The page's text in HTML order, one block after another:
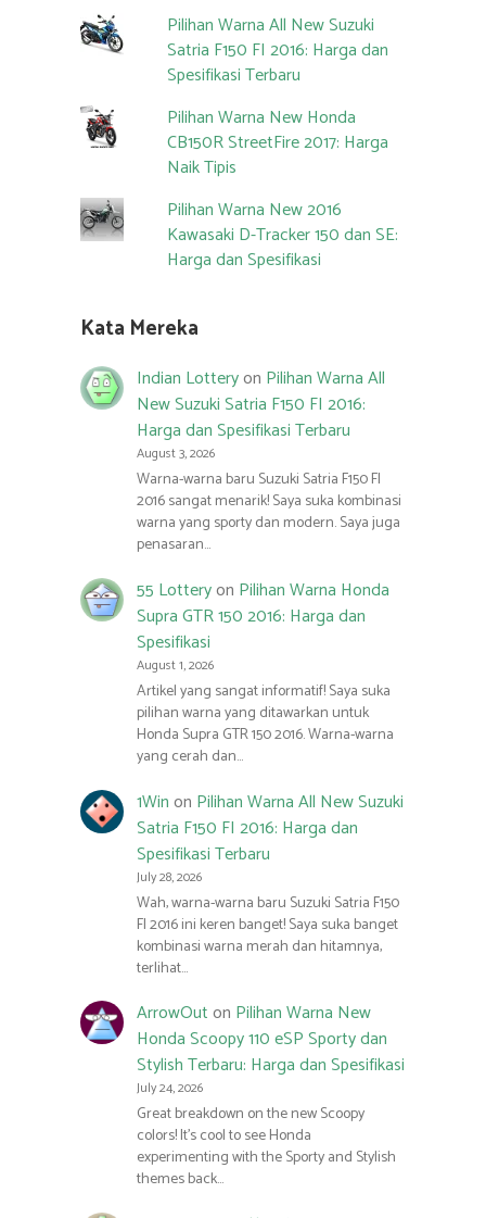
Pilihan Warna All New Suzuki
Satria F150 FI 2016: Harga dan
Spesifikasi Terbaru
Pilihan Warna New Honda
CB150R StreetFire 2017: Harga
Naik Tipis
Pilihan Warna New 2016
Kawasaki D-Tracker 150 dan SE:
Harga dan Spesifikasi
Kata Mereka
Indian Lotteryon Pilihan Warna All
New Suzuki Satria F150 FI 2016:
Harga dan Spesifikasi Terbaru
August 3, 2026
Warna-warna baru Suzuki Satria F150 FI
2016 sangat menarik! Saya suka kombinasi
warna yang sporty dan modern. Saya juga
penasaran…
55 Lotteryon Pilihan Warna Honda
Supra GTR 150 2016: Harga dan
Spesifikasi
August 1, 2026
Artikel yang sangat informatif! Saya suka
pilihan warna yang ditawarkan untuk
Honda Supra GTR 150 2016. Warna-warna
yang cerah dan…
1Winon Pilihan Warna All New Suzuki
Satria F150 FI 2016: Harga dan
Spesifikasi Terbaru
July 28, 2026
Wah, warna-warna baru Suzuki Satria F150
FI 2016 ini keren banget! Saya suka banget
kombinasi warna merah dan hitamnya,
terlihat…
ArrowOuton Pilihan Warna New
Honda Scoopy 110 eSP Sporty dan
Stylish Terbaru: Harga dan Spesifikasi
July 24, 2026
Great breakdown on the new Scoopy
colors! It’s cool to see Honda
experimenting with the Sporty and Stylish
themes back…